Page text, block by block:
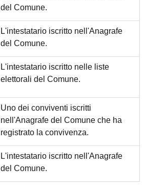
del Comune.
L'intestatario iscritto nell'Anagrafe
del Comune.
L'intestatario iscritto nelle liste
elettorali del Comune.
Uno dei conviventi iscritti
nell'Anagrafe del Comune che ha
registrato la convivenza.
L'intestatario iscritto nell'Anagrafe
del Comune.